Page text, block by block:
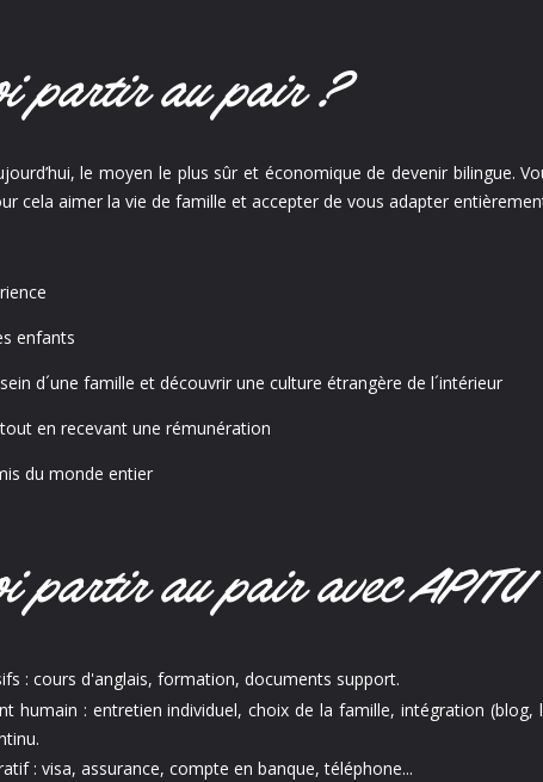
partir au pair ?
le moyen le plus sûr et économique de devenir bilingue.
cela aimer la vie de famille et accepter de vous adapter
enfants
d´une famille et découvrir une culture étrangère de l´intérieur
en recevant une rémunération
du monde entier
partir au pair avec APITU
: cours d'anglais, formation, documents support.
humain : entretien individuel, choix de la famille, intégration
: visa, assurance, compte en banque, téléphone...